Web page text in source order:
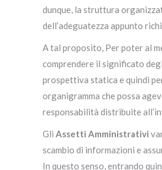
dunque, la struttura
dell’adeguatezza appunto
A tal proposito, Per poter al
comprendere il significato
prospettiva statica e quindi
organigramma che possa
responsabilità distribuite
Gli Assetti Amministrativi
scambio di informazioni e
In questo senso, entrando